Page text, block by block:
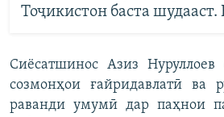
Тоҷикистон баста
Сиёсатшинос Азиз
созмонҳои ғайридавлатӣ ва
раванди умумӣ дар паҳнои